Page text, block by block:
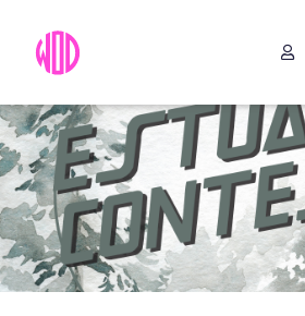
Hyrox
Programmes
WOD
Exercices